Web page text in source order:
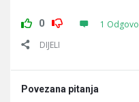
0 1
DIJELI
Povezana pitanja